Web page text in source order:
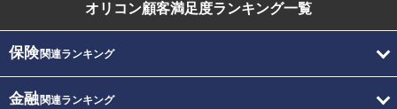
オリコン顧客満足度ランキング一覧
保険関連ランキング
金融関連ランキング